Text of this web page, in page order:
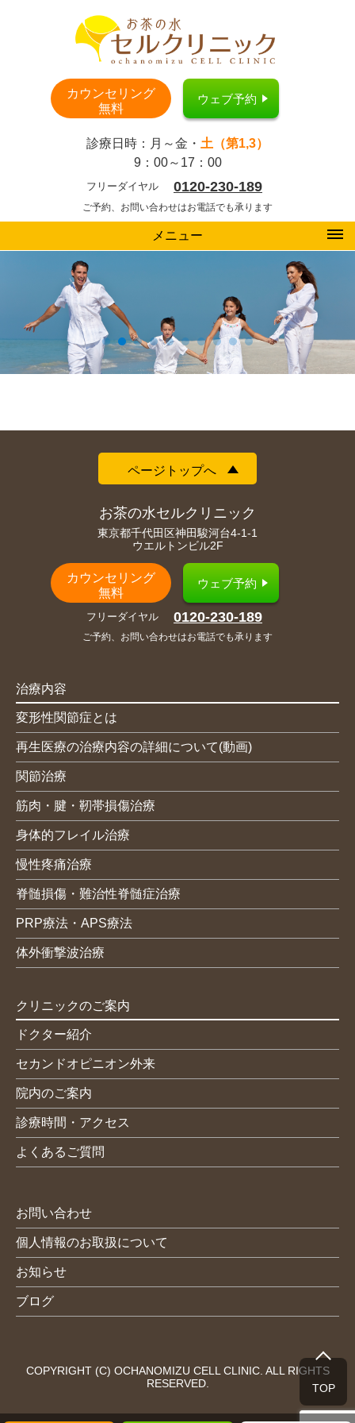
カウンセリング
無料
ウェブ予約
診療日時：月～金・ 土（第1,3）
9：00～17：00
フリーダイヤル 0120-230-189
ご予約、お問い合わせはお電話でも承ります
メニュー
ページトップへ
お茶の水セルクリニック
東京都千代田区神田駿河台4-1-1
ウエルトンビル2F
カウンセリング
無料
ウェブ予約
フリーダイヤル 0120-230-189
ご予約、お問い合わせはお電話でも承ります
治療内容
変形性関節症とは
再生医療の治療内容の詳細について(動画)
関節治療
筋肉・腱・靭帯損傷治療
身体的フレイル治療
慢性疼痛治療
脊髄損傷・難治性脊髄症治療
PRP療法・APS療法
体外衝撃波治療
クリニックのご案内
ドクター紹介
セカンドオピニオン外来
院内のご案内
診療時間・アクセス
よくあるご質問
お問い合わせ
個人情報のお取扱について
お知らせ
ブログ
COPYRIGHT (C) OCHANOMIZU CELL CLINIC. ALL RIGHTS
RESERVED.
TOP